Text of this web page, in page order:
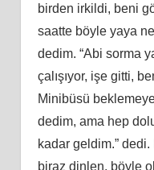
birden irkildi, beni
saatte böyle yaya
dedim. “Abi sorma
çalışıyor, işe gitti,
Minibüsü
dedim, ama hep
kadar geldim.”
biraz dinlen, böyle